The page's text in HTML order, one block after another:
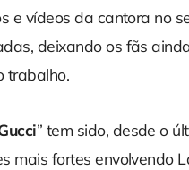
e vídeos da cantora no
deixando os fãs
trabalho.
” tem sido, desde o
mais fortes envolvendo